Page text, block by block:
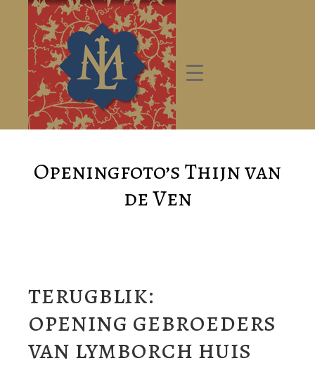
Openingfoto’s Thijn van
de Ven
terugblik:
opening gebroeders
van lymborch huis